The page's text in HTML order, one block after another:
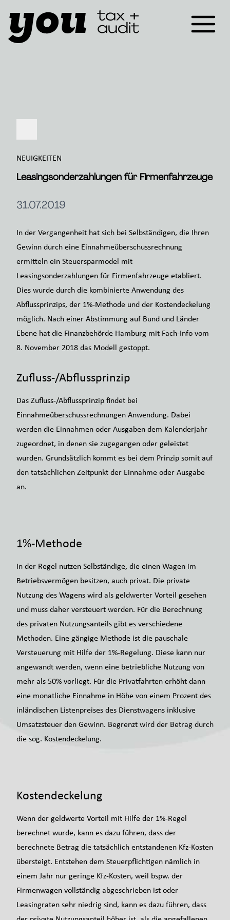
NEUIGKEITEN
Leasingsonderzahlungen für Firmenfahrzeuge
31.07.2019
In der Vergangenheit hat sich bei Selbständigen, die Ihren
Gewinn durch eine Einnahmeüberschussrechnung
ermitteln ein Steuersparmodel mit
Leasingsonderzahlungen für Firmenfahrzeuge etabliert.
Dies wurde durch die kombinierte Anwendung des
Abflussprinzips, der 1%-Methode und der Kostendeckelung
möglich. Nach einer Abstimmung auf Bund und Länder
Ebene hat die Finanzbehörde Hamburg mit Fach-Info vom
8. November 2018 das Modell gestoppt.
Zufluss-/Abflussprinzip
Das Zufluss-/Abflussprinzip findet bei
Einnahmeüberschussrechnungen Anwendung. Dabei
werden die Einnahmen oder Ausgaben dem Kalenderjahr
zugeordnet, in denen sie zugegangen oder geleistet
wurden. Grundsätzlich kommt es bei dem Prinzip somit auf
den tatsächlichen Zeitpunkt der Einnahme oder Ausgabe
an.
1%-Methode
In der Regel nutzen Selbständige, die einen Wagen im
Betriebsvermögen besitzen, auch privat. Die private
Nutzung des Wagens wird als geldwerter Vorteil gesehen
und muss daher versteuert werden. Für die Berechnung
des privaten Nutzungsanteils gibt es verschiedene
Methoden. Eine gängige Methode ist die pauschale
Versteuerung mit Hilfe der 1%-Regelung. Diese kann nur
angewandt werden, wenn eine betriebliche Nutzung von
mehr als 50% vorliegt. Für die Privatfahrten erhöht dann
eine monatliche Einnahme in Höhe von einem Prozent des
inländischen Listenpreises des Dienstwagens inklusive
Umsatzsteuer den Gewinn. Begrenzt wird der Betrag durch
die sog. Kostendeckelung.
Kostendeckelung
Wenn der geldwerte Vorteil mit Hilfe der 1%-Regel
berechnet wurde, kann es dazu führen, dass der
berechnete Betrag die tatsächlich entstandenen Kfz-Kosten
übersteigt. Entstehen dem Steuerpflichtigen nämlich in
einem Jahr nur geringe Kfz-Kosten, weil bspw. der
Firmenwagen vollständig abgeschrieben ist oder
Leasingraten sehr niedrig sind, kann es dazu führen, dass